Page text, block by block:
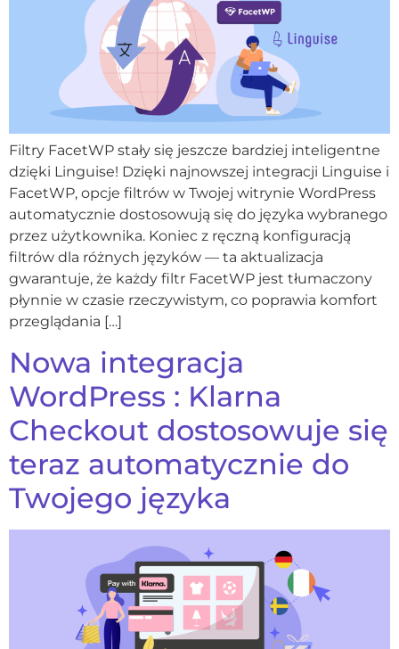
Filtry FacetWP stały się jeszcze bardziej inteligentne
dzięki Linguise! Dzięki najnowszej integracji Linguise i
FacetWP, opcje filtrów w Twojej witrynie WordPress
automatycznie dostosowują się do języka wybranego
przez użytkownika. Koniec z ręczną konfiguracją
filtrów dla różnych języków — ta aktualizacja
gwarantuje, że każdy filtr FacetWP jest tłumaczony
płynnie w czasie rzeczywistym, co poprawia komfort
przeglądania […]
Nowa integracja
WordPress : Klarna
Checkout dostosowuje się
teraz automatycznie do
Twojego języka